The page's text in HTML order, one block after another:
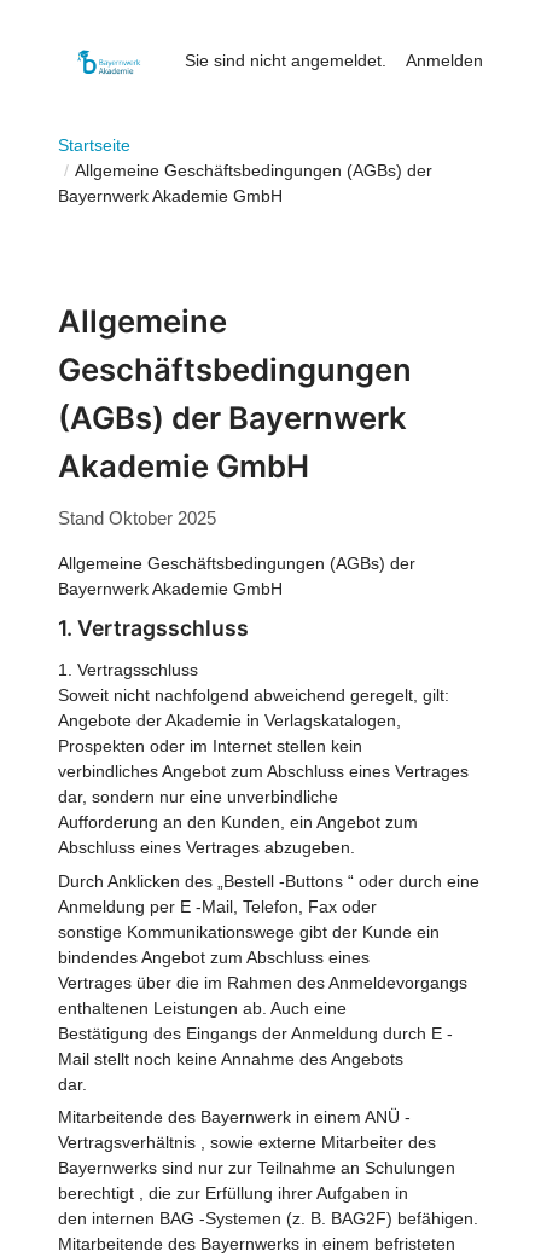
Hauptinhalt
Sie sind nicht angemeldet. Anmelden
Startseite
Allgemeine Geschäftsbedingungen (AGBs) der
Bayernwerk Akademie GmbH
Allgemeine
Geschäftsbedingungen
(AGBs) der Bayernwerk
Akademie GmbH
Stand Oktober 2025
Allgemeine Geschäftsbedingungen (AGBs) der
Bayernwerk Akademie GmbH
1. Vertragsschluss
1. Vertragsschluss
Soweit nicht nachfolgend abweichend geregelt, gilt:
Angebote der Akademie in Verlagskatalogen,
Prospekten oder im Internet stellen kein
verbindliches Angebot zum Abschluss eines Vertrages
dar, sondern nur eine unverbindliche
Aufforderung an den Kunden, ein Angebot zum
Abschluss eines Vertrages abzugeben.
Durch Anklicken des „Bestell -Buttons “ oder durch eine
Anmeldung per E -Mail, Telefon, Fax oder
sonstige Kommunikationswege gibt der Kunde ein
bindendes Angebot zum Abschluss eines
Vertrages über die im Rahmen des Anmeldevorgangs
enthaltenen Leistungen ab. Auch eine
Bestätigung des Eingangs der Anmeldung durch E -
Mail stellt noch keine Annahme des Angebots
dar.
Mitarbeitende des Bayernwerk in einem ANÜ -
Vertragsverhältnis , sowie externe Mitarbeiter des
Bayernwerks sind nur zur Teilnahme an Schulungen
berechtigt , die zur Erfüllung ihrer Aufgaben in
den internen BAG -Systemen (z. B. BAG2F) befähigen.
Mitarbeitende des Bayernwerks in einem befristeten